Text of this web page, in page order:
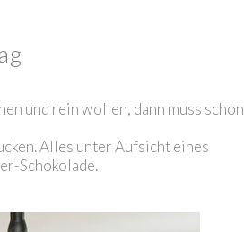
und rein wollen, dann muss schon
Alles unter Aufsicht eines
Schokolade.